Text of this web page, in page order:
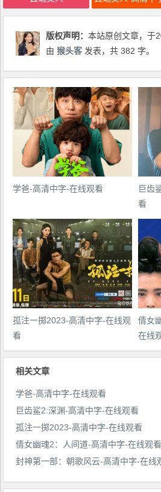
版权声明：本站原创文章，于
由猴头客 发表，共 382 字。
学爸-高清中字-在线观看
巨齿
看
孤注一掷2023-高清中字-在线观
看
倩女
在线
相关文章
学爸-高清中字-在线观看
巨齿鲨2:深渊-高清中字-在线观看
孤注一掷2023-高清中字-在线观看
倩女幽魂2：人间道-高清中字-在线观看
封神第一部：朝歌风云-高清中字-在线